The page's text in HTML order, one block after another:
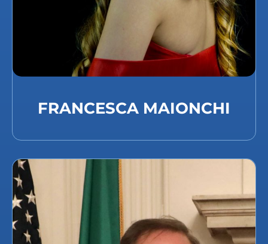
FRANCESCA MAIONCHI